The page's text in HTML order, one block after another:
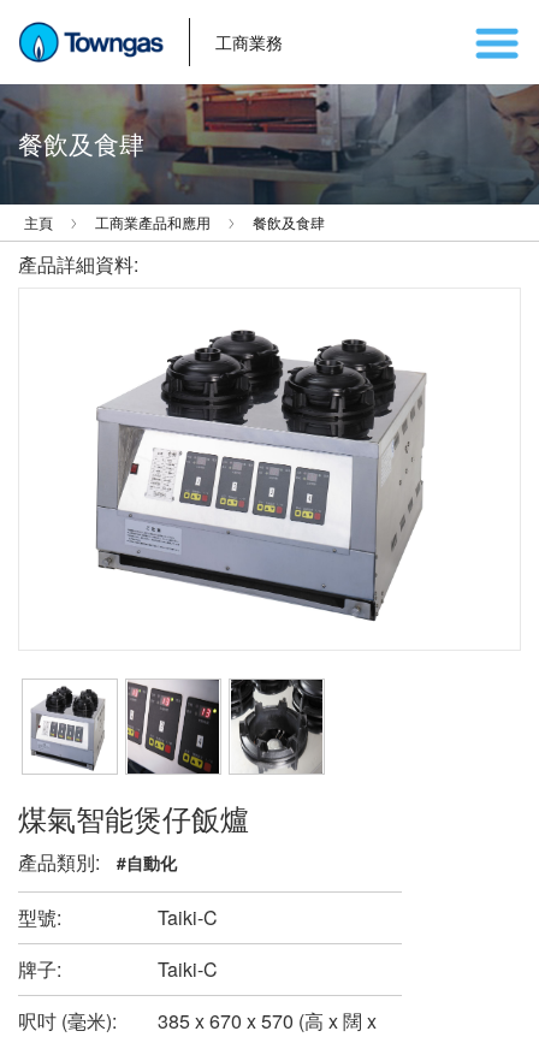
工商業務
餐飲及食肆
主頁 工商業產品和應用 餐飲及食肆
產品詳細資料:
煤氣智能煲仔飯爐
產品類別: #自動化
型號:
Taiki-C
牌子:
Taiki-C
呎吋 (毫米):
385 x 670 x 570 (高 x 闊 x